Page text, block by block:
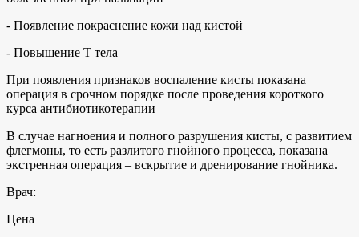
- Появление покраснение кожи над кистой
- Повышение Т тела
При появления признаков воспаление кисты показана
операция в срочном порядке после проведения короткого
курса антибиотикотерапии
В случае нагноения и полного разрушения кисты, с развитием
флегмоны, то есть разлитого гнойного процесса, показана
экстренная операция – вскрытие и дренирование гнойника.
Врач:
Цена